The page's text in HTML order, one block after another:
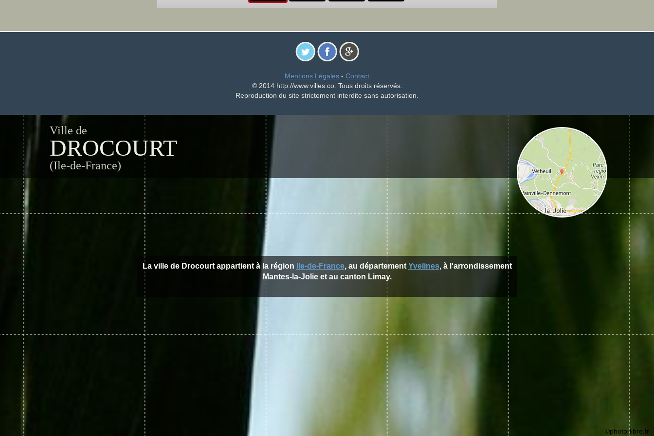
Mentions Légales - Contact
© 2014 http://www.villes.co. Tous droits réservés.
Reproduction du site strictement interdite sans autorisation.
Ville de
DROCOURT
(Ile-de-France)
La ville de Drocourt appartient à la région Ile-de-France, au département Yvelines, à l'arrondissement
Mantes-la-Jolie et au canton Limay.
©photo-libre.fr